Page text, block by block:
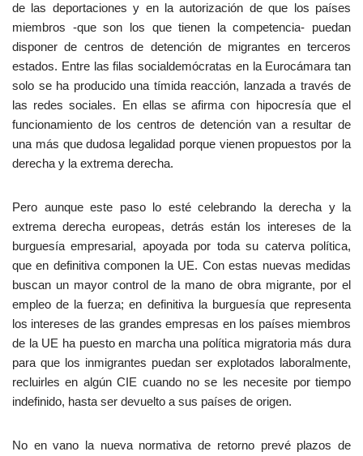
de las deportaciones y en la autorización de que los países
miembros -que son los que tienen la competencia- puedan
disponer de centros de detención de migrantes en terceros
estados. Entre las filas socialdemócratas en la Eurocámara tan
solo se ha producido una tímida reacción, lanzada a través de
las redes sociales. En ellas se afirma con hipocresía que el
funcionamiento de los centros de detención van a resultar de
una más que dudosa legalidad porque vienen propuestos por la
derecha y la extrema derecha.
Pero aunque este paso lo esté celebrando la derecha y la
extrema derecha europeas, detrás están los intereses de la
burguesía empresarial, apoyada por toda su caterva política,
que en definitiva componen la UE. Con estas nuevas medidas
buscan un mayor control de la mano de obra migrante, por el
empleo de la fuerza; en definitiva la burguesía que representa
los intereses de las grandes empresas en los países miembros
de la UE ha puesto en marcha una política migratoria más dura
para que los inmigrantes puedan ser explotados laboralmente,
recluirles en algún CIE cuando no se les necesite por tiempo
indefinido, hasta ser devuelto a sus países de origen.
No en vano la nueva normativa de retorno prevé plazos de